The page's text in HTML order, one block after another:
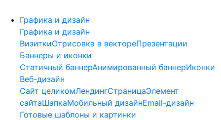
Графика и дизайн
Графика и дизайн
ВизиткиОтрисовка в вектореПрезентации
Баннеры и иконки
Статичный баннерАнимированный баннерИконки
Веб-дизайн
Сайт целикомЛендингСтраницаЭлемент
сайтаШапкаМобильный дизайнEmail-дизайн
Готовые шаблоны и картинки